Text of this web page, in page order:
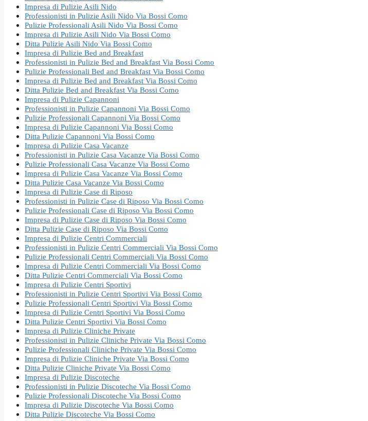
Impresa di Pulizie Asili Nido
Professionisti in Pulizie Asili Nido Via Bossi Como
Pulizie Professionali Asili Nido Via Bossi Como
Impresa di Pulizie Asili Nido Via Bossi Como
Ditta Pulizie Asili Nido Via Bossi Como
Impresa di Pulizie Bed and Breakfast
Professionisti in Pulizie Bed and Breakfast Via Bossi Como
Pulizie Professionali Bed and Breakfast Via Bossi Como
Impresa di Pulizie Bed and Breakfast Via Bossi Como
Ditta Pulizie Bed and Breakfast Via Bossi Como
Impresa di Pulizie Capannoni
Professionisti in Pulizie Capannoni Via Bossi Como
Pulizie Professionali Capannoni Via Bossi Como
Impresa di Pulizie Capannoni Via Bossi Como
Ditta Pulizie Capannoni Via Bossi Como
Impresa di Pulizie Casa Vacanze
Professionisti in Pulizie Casa Vacanze Via Bossi Como
Pulizie Professionali Casa Vacanze Via Bossi Como
Impresa di Pulizie Casa Vacanze Via Bossi Como
Ditta Pulizie Casa Vacanze Via Bossi Como
Impresa di Pulizie Case di Riposo
Professionisti in Pulizie Case di Riposo Via Bossi Como
Pulizie Professionali Case di Riposo Via Bossi Como
Impresa di Pulizie Case di Riposo Via Bossi Como
Ditta Pulizie Case di Riposo Via Bossi Como
Impresa di Pulizie Centri Commerciali
Professionisti in Pulizie Centri Commerciali Via Bossi Como
Pulizie Professionali Centri Commerciali Via Bossi Como
Impresa di Pulizie Centri Commerciali Via Bossi Como
Ditta Pulizie Centri Commerciali Via Bossi Como
Impresa di Pulizie Centri Sportivi
Professionisti in Pulizie Centri Sportivi Via Bossi Como
Pulizie Professionali Centri Sportivi Via Bossi Como
Impresa di Pulizie Centri Sportivi Via Bossi Como
Ditta Pulizie Centri Sportivi Via Bossi Como
Impresa di Pulizie Cliniche Private
Professionisti in Pulizie Cliniche Private Via Bossi Como
Pulizie Professionali Cliniche Private Via Bossi Como
Impresa di Pulizie Cliniche Private Via Bossi Como
Ditta Pulizie Cliniche Private Via Bossi Como
Impresa di Pulizie Discoteche
Professionisti in Pulizie Discoteche Via Bossi Como
Pulizie Professionali Discoteche Via Bossi Como
Impresa di Pulizie Discoteche Via Bossi Como
Ditta Pulizie Discoteche Via Bossi Como